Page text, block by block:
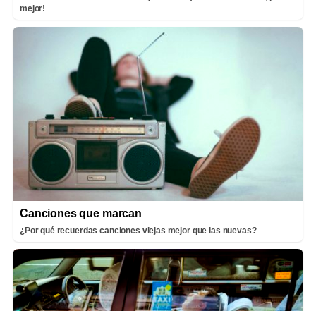
mejor!
Canciones que marcan
¿Por qué recuerdas canciones viejas mejor que las nuevas?